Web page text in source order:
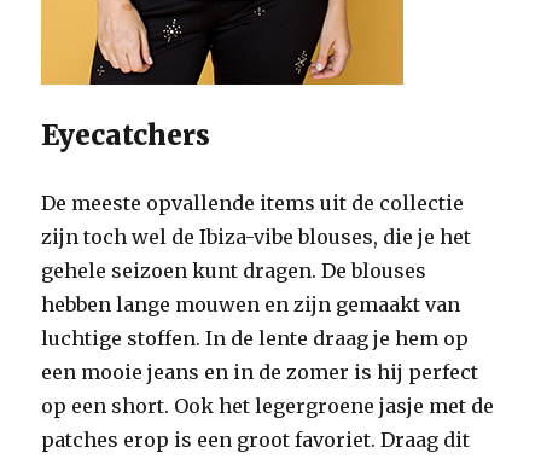
Eyecatchers
De meeste opvallende items uit de collectie
zijn toch wel de Ibiza-vibe blouses, die je het
gehele seizoen kunt dragen. De blouses
hebben lange mouwen en zijn gemaakt van
luchtige stoffen. In de lente draag je hem op
een mooie jeans en in de zomer is hij perfect
op een short. Ook het legergroene jasje met de
patches erop is een groot favoriet. Draag dit